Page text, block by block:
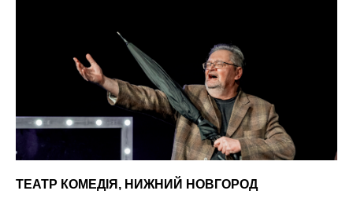
ТЕАТР КОМЕДIЯ, НИЖНИЙ НОВГОРОД